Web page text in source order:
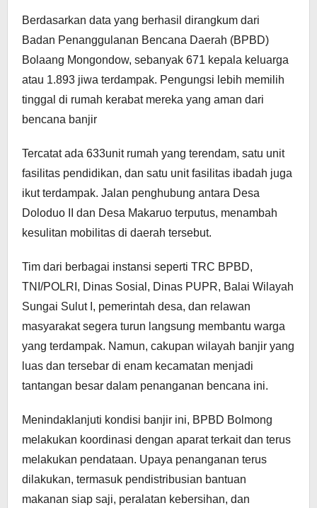
Berdasarkan data yang berhasil dirangkum dari
Badan Penanggulanan Bencana Daerah (BPBD)
Bolaang Mongondow, sebanyak 671 kepala keluarga
atau 1.893 jiwa terdampak. Pengungsi lebih memilih
tinggal di rumah kerabat mereka yang aman dari
bencana banjir
Tercatat ada 633unit rumah yang terendam, satu unit
fasilitas pendidikan, dan satu unit fasilitas ibadah juga
ikut terdampak. Jalan penghubung antara Desa
Doloduo II dan Desa Makaruo terputus, menambah
kesulitan mobilitas di daerah tersebut.
Tim dari berbagai instansi seperti TRC BPBD,
TNI/POLRI, Dinas Sosial, Dinas PUPR, Balai Wilayah
Sungai Sulut I, pemerintah desa, dan relawan
masyarakat segera turun langsung membantu warga
yang terdampak. Namun, cakupan wilayah banjir yang
luas dan tersebar di enam kecamatan menjadi
tantangan besar dalam penanganan bencana ini.
Menindaklanjuti kondisi banjir ini, BPBD Bolmong
melakukan koordinasi dengan aparat terkait dan terus
melakukan pendataan. Upaya penanganan terus
dilakukan, termasuk pendistribusian bantuan
makanan siap saji, peralatan kebersihan, dan